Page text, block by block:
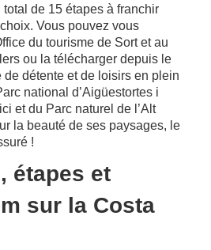
de 15 étapes à franchir
Vous pouvez vous
du tourisme de Sort et au
ou la télécharger depuis le
de détente et de loisirs en plein
national d’Aigüestortes i
et du Parc naturel de l’Alt
la beauté de ses paysages, le
!
étapes et
sur la Costa